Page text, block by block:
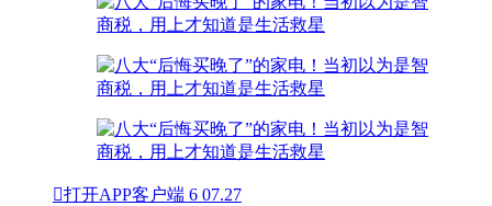
打开APP客户端 6 07.27